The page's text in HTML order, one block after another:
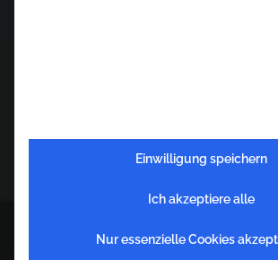
Einwilligung speichern
Ich akzeptiere alle
Nur essenzielle Cookies